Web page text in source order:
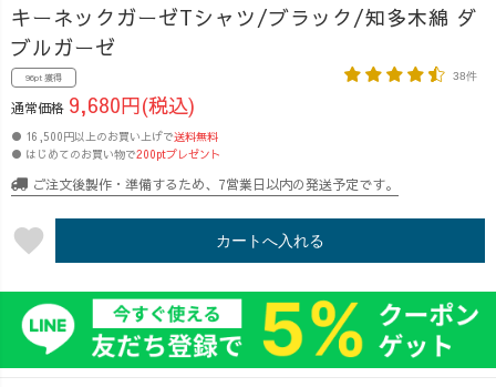
キーネックガーゼTシャツ/ブラック/知多木綿 ダ
ブルガーゼ
96pt 獲得 38件
通常価格 9,680円(税込)
● 16,500円以上のお買い上げで送料無料
● はじめてのお買い物で200ptプレゼント
ご注文後製作・準備するため、7営業日以内の発送予定です。
favorite カートへ入れる